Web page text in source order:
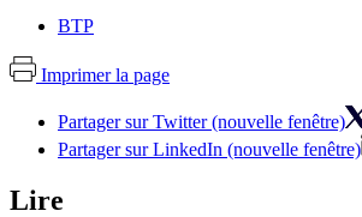
BTP
Imprimer la page
Partager sur Twitter (nouvelle fenêtre)
Partager sur LinkedIn (nouvelle fenêtre)
Lire